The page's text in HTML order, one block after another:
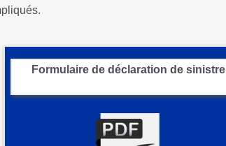
Formulaire de déclaration de sinistre